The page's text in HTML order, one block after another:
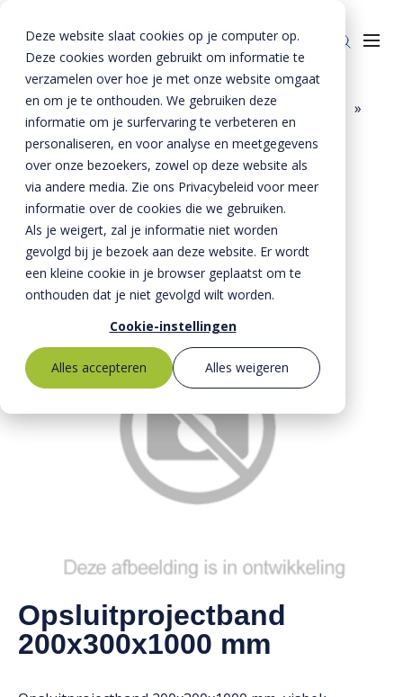
Deze website slaat cookies op je computer op.
Deze cookies worden gebruikt om informatie te
verzamelen over hoe je met onze website omgaat
en om je te onthouden. We gebruiken deze
informatie om je surfervaring te verbeteren en
personaliseren, en voor analyse en meetgegevens
over onze bezoekers, zowel op deze website als
via andere media. Zie ons Privacybeleid voor meer
informatie over de cookies die we gebruiken.
Als je weigert, zal je informatie niet worden
gevolgd bij je bezoek aan deze website. Er wordt
een kleine cookie in je browser geplaatst om te
onthouden dat je niet gevolgd wilt worden.
Cookie-instellingen
Alles accepteren
Alles weigeren
Bestekservice
Producten
Riolering
Bestrating
Oplossingen
BTE Groep
Onze verhalen
Over ons
MVO
Kernwaarden
Mission statement
Home »Producten » Bestrating »
»
Opsluitprojectbanden
»
Opsluitprojectband 200x300x1000 mm
Opsluitprojectband
200x300x1000 mm